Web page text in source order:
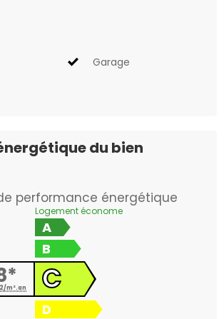
Garage
du bien
performance énergétique
m².an
Logement économe
A
B
C
D